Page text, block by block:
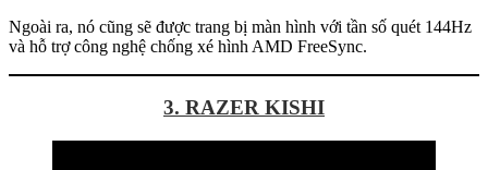
Ngoài ra, nó cũng sẽ được trang bị màn hình với tần số quét 144Hz
và hỗ trợ công nghệ chống xé hình AMD FreeSync.
3. RAZER KISHI